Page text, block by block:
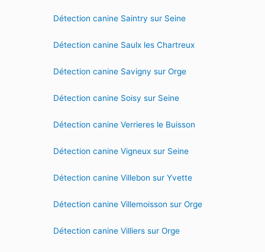
Détection canine Saintry sur Seine
Détection canine Saulx les Chartreux
Détection canine Savigny sur Orge
Détection canine Soisy sur Seine
Détection canine Verrieres le Buisson
Détection canine Vigneux sur Seine
Détection canine Villebon sur Yvette
Détection canine Villemoisson sur Orge
Détection canine Villiers sur Orge